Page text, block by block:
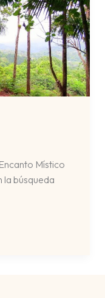
Místico
la búsqueda